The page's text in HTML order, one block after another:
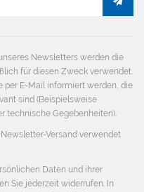
Newsletters werden die
für diesen Zweck verwendet.
per E-Mail informiert werden, die
sind (Beispielsweise
technische Gegebenheiten).
Versand verwendet
Daten und ihrer
Sie jederzeit widerrufen. In